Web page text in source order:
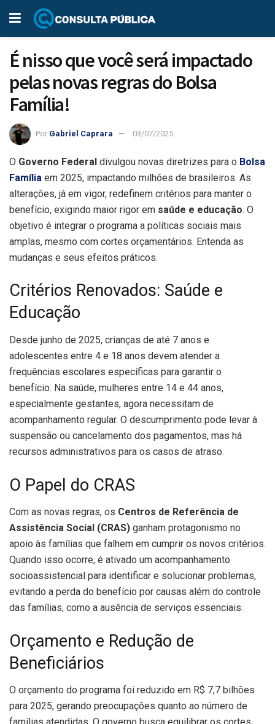
É nisso que você será impactado
pelas novas regras do Bolsa
Família!
Por Gabriel Caprara 03/07/2025
O Governo Federal divulgou novas diretrizes para o Bolsa
Família em 2025, impactando milhões de brasileiros. As
alterações, já em vigor, redefinem critérios para manter o
benefício, exigindo maior rigor em saúde e educação. O
objetivo é integrar o programa a políticas sociais mais
amplas, mesmo com cortes orçamentários. Entenda as
mudanças e seus efeitos práticos.
Critérios Renovados: Saúde e
Educação
Desde junho de 2025, crianças de até 7 anos e
adolescentes entre 4 e 18 anos devem atender a
frequências escolares específicas para garantir o
benefício. Na saúde, mulheres entre 14 e 44 anos,
especialmente gestantes, agora necessitam de
acompanhamento regular. O descumprimento pode levar à
suspensão ou cancelamento dos pagamentos, mas há
recursos administrativos para os casos de atraso.
O Papel do CRAS
Com as novas regras, os Centros de Referência de
Assistência Social (CRAS) ganham protagonismo no
apoio às famílias que falhem em cumprir os novos critérios.
Quando isso ocorre, é ativado um acompanhamento
socioassistencial para identificar e solucionar problemas,
evitando a perda do benefício por causas além do controle
das famílias, como a ausência de serviços essenciais.
Orçamento e Redução de
Beneficiários
O orçamento do programa foi reduzido em R$ 7,7 bilhões
para 2025, gerando preocupações quanto ao número de